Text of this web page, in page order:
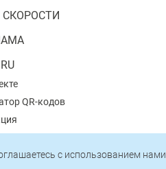
СКОРОСТИ
QR-кодов
конфиденциальности
c использованием нами